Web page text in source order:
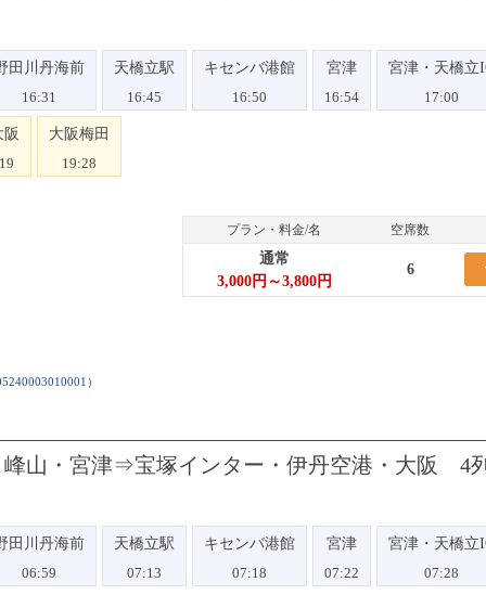
）
田川丹海前
16:31
天橋立駅
16:45
キセンバ港館
16:50
宮津
16:54
宮津・天橋立
17:00
阪
大阪梅田
19:28
プラン・料金/名 空席数
通常
3,000円～3,800円
6
山・宮津⇒宝塚インター・伊丹空港・大阪 4
田川丹海前
06:59
天橋立駅
07:13
キセンバ港館
07:18
宮津
07:22
宮津・天橋立
07:28